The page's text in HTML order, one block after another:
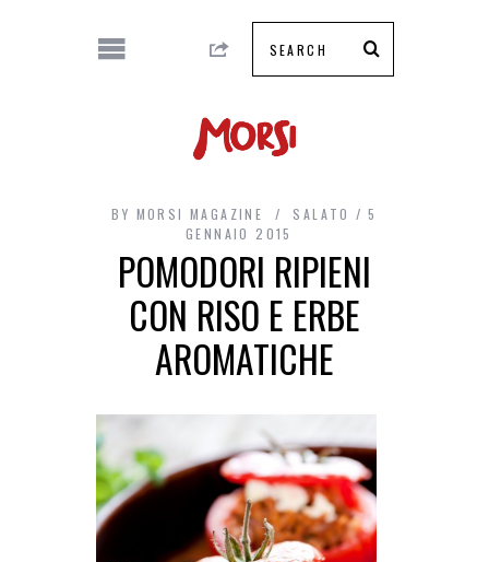
BY MORSI MAGAZINE SALATO
5
GENNAIO 2015
POMODORI RIPIENI
CON RISO E ERBE
AROMATICHE